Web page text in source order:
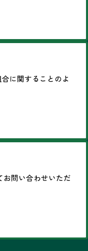
合に関することのよ
お問い合わせいただ